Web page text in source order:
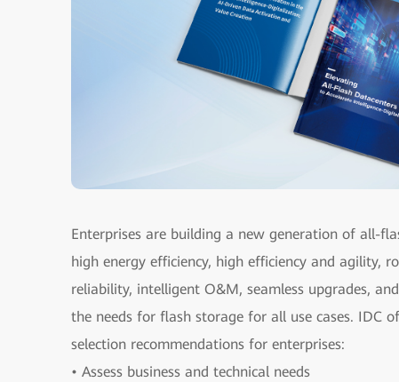
Enterprises are building a new generation of all-
high energy efficiency, high efficiency and agility,
reliability, intelligent O&M, seamless upgrades,
the needs for ﬂash storage for all use cases. IDC
selection recommendations for enterprises:
• Assess business and technical needs